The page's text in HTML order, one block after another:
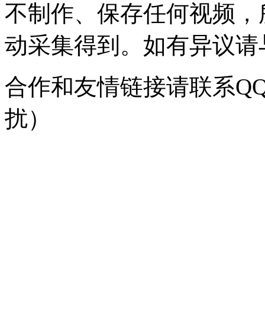
不制作、保存任何视频
动采集得到。如有异议
合作和友情链接请联系
扰）